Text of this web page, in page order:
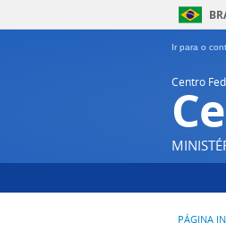
Ir para o
Centro
PÁGINA